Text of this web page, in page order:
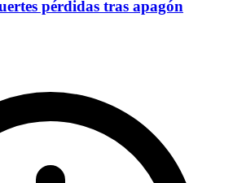
pérdidas tras apagón